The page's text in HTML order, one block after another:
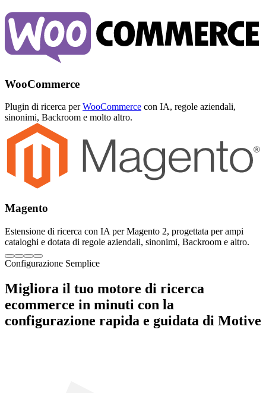
WooCommerce
Plugin di ricerca perWooCommerce con IA, regole aziendali,
sinonimi, Backroom e molto altro.
Magento
Estensione di ricerca con IA per Magento 2, progettata per ampi
cataloghi e dotata di regole aziendali, sinonimi, Backroom e altro.
Configurazione Semplice
Migliora il tuo motore di ricerca
ecommerce in minuti con la
configurazione rapida e guidata di Motive